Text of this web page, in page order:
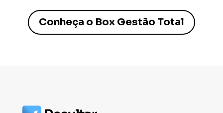
Conheça o Box Gestão Total